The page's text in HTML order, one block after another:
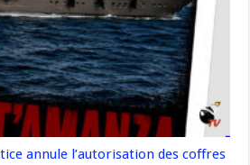
annule l’autorisation des coffres